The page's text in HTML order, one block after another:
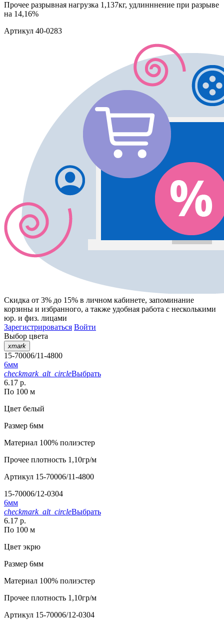
Прочее разрывная нагрузка 1,137кг, удлинннение при разрыве
на 14,16%
Артикул 40-0283
Скидка от 3% до 15% в личном кабинете, запоминание
корзины и избранного, а также удобная работа с несколькими
юр. и физ. лицами
Зарегистрироваться Войти
Выбор цвета
xmark
15-70006/11-4800
6мм
checkmark_alt_circleВыбрать
6.17 р.
По 100 м
Цвет белый
Размер 6мм
Материал 100% полиэстер
Прочее плотность 1,10гр/м
Артикул 15-70006/11-4800
15-70006/12-0304
6мм
checkmark_alt_circleВыбрать
6.17 р.
По 100 м
Цвет экрю
Размер 6мм
Материал 100% полиэстер
Прочее плотность 1,10гр/м
Артикул 15-70006/12-0304